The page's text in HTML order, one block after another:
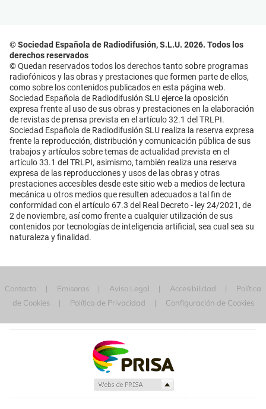
© Sociedad Española de Radiodifusión, S.L.U. 2026. Todos los
derechos reservados
© Quedan reservados todos los derechos tanto sobre programas
radiofónicos y las obras y prestaciones que formen parte de ellos,
como sobre los contenidos publicados en esta página web.
Sociedad Española de Radiodifusión SLU ejerce la oposición
expresa frente al uso de sus obras y prestaciones en la elaboración
de revistas de prensa prevista en el artículo 32.1 del TRLPI.
Sociedad Española de Radiodifusión SLU realiza la reserva expresa
frente la reproducción, distribución y comunicación pública de sus
trabajos y artículos sobre temas de actualidad prevista en el
artículo 33.1 del TRLPI, asimismo, también realiza una reserva
expresa de las reproducciones y usos de las obras y otras
prestaciones accesibles desde este sitio web a medios de lectura
mecánica u otros medios que resulten adecuados a tal fin de
conformidad con el artículo 67.3 del Real Decreto - ley 24/2021, de
2 de noviembre, así como frente a cualquier utilización de sus
contenidos por tecnologías de inteligencia artificial, sea cual sea su
naturaleza y finalidad.
Contacta Emisoras Aviso Legal Accesibilidad
Política
de Cookies
Política de Privacidad Configuración de Cookies